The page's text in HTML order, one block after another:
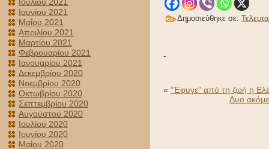
Ιουνίου 2021
Μαΐου 2021
Απριλίου 2021
Μαρτίου 2021
Φεβρουαρίου 2021
Ιανουαρίου 2021
Δεκεμβρίου 2020
Νοεμβρίου 2020
Οκτωβρίου 2020
Σεπτεμβρίου 2020
Αυγούστου 2020
Ιουλίου 2020
Ιουνίου 2020
Μαΐου 2020
Δημοσιεύθηκε σε:
-
« “Έφυγε” από τη ζωή η
Δυο